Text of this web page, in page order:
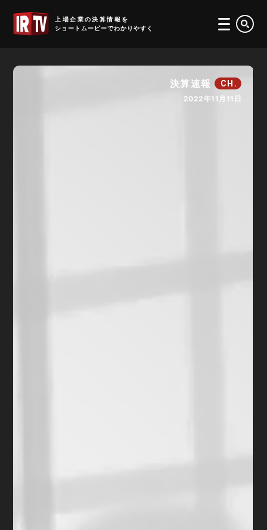
上場企業の決算情報を
ショートムービーでわかりやすく
決算速報 CH.
2022年11月11日